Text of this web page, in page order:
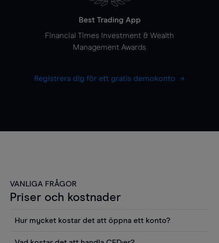
Best Trading App
Financial Times Investment & Wealth
Management Awards
Registrera dig för ett gratis demokonto
VANLIGA FRÅGOR
Priser och kostnader
Hur mycket kostar det att öppna ett konto?